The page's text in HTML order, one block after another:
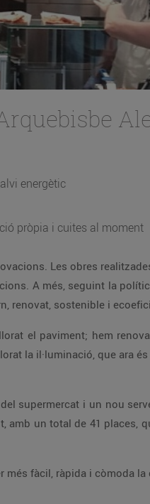
energètic
pròpia i cuites al moment
Les obres
A més, seguint la
renovat, sostenible i
el paviment; hem
la il·luminació, que ara
del supermercat i un nou
un total de 41 places,
fàcil, ràpida i còmoda